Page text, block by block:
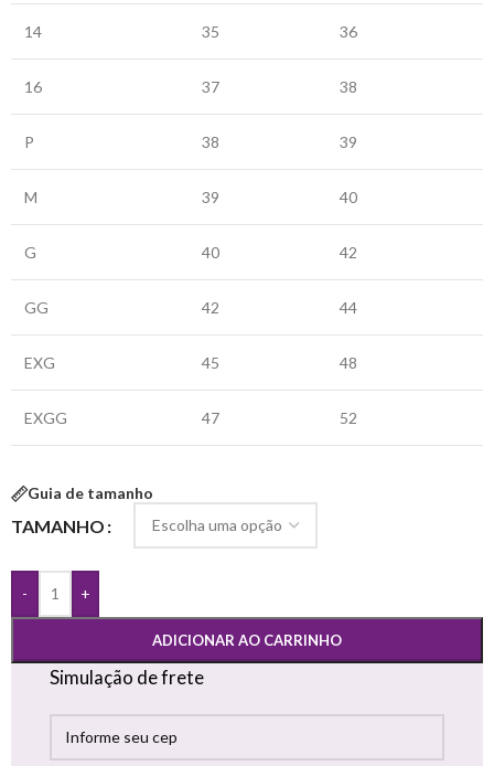
14 35 36
16 37 38
P 38 39
M 39 40
G 40 42
GG 42 44
EXG 45 48
EXGG 47 52
Guia de tamanho
TAMANHO
- +
ADICIONAR AO CARRINHO
Simulação de frete